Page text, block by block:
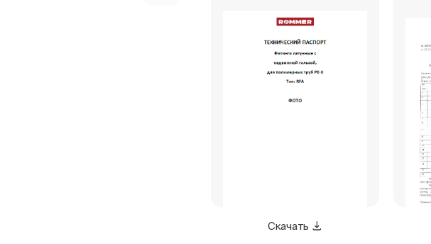
Скачать